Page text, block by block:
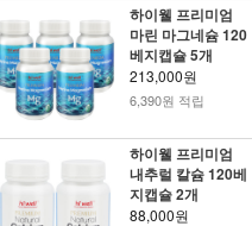
하이웰 프리미엄
마린 마그네슘 120
베지캡슐 5개
213,000원
6,390원 적립
하이웰 프리미엄
내추럴 칼슘 120베
지캡슐 2개
88,000원